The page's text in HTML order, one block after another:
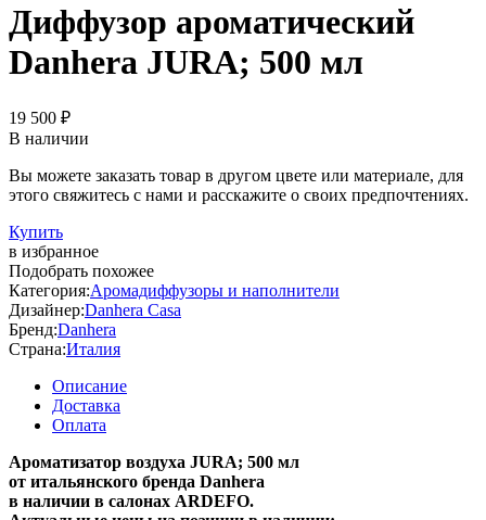
Диффузор ароматический
Danhera JURA; 500 мл
19 500 ₽
В наличии
Вы можете заказать товар в другом цвете или материале, для
этого свяжитесь с нами и расскажите о своих предпочтениях.
Купить
в избранное
Подобрать похожее
Категория:Аромадиффузоры и наполнители
Дизайнер:Danhera Casa
Бренд:Danhera
Страна:Италия
Описание
Доставка
Оплата
Ароматизатор воздуха JURA; 500 мл
от итальянского бренда Danhera
в наличии в салонах ARDEFO.